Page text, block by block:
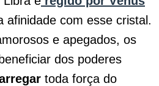
afinidade com esse cristal.
e apegados, os
dos poderes
toda força do